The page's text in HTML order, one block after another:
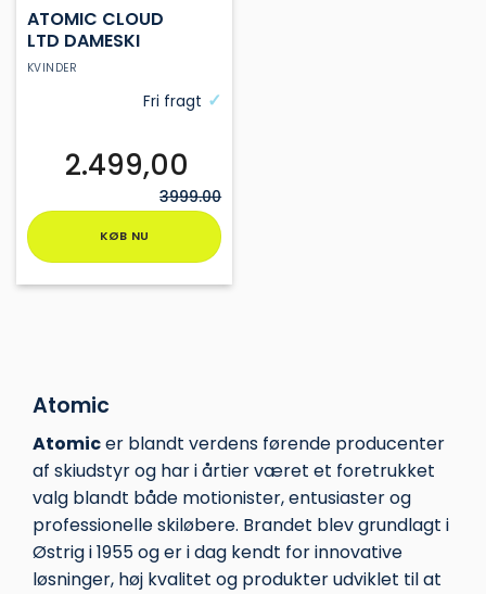
KVINDER
ATOMIC CLOUD
LTD DAMESKI
Fri fragt
KØB NU
vare
vælges
på
varesiden
3999.00
2.499,00
Atomic
Atomicer blandt verdens førende producenter
af skiudstyr og har i årtier været et foretrukket
valg blandt både motionister, entusiaster og
professionelle skiløbere. Brandet blev grundlagt i
Østrig i 1955 og er i dag kendt for innovative
løsninger, høj kvalitet og produkter udviklet til at